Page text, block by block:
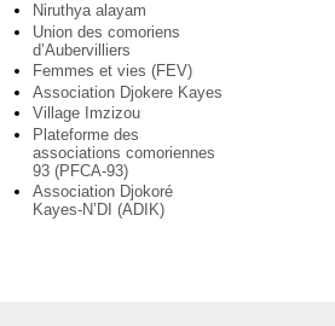
Niruthya alayam
Union des comoriens
d’Aubervilliers
Femmes et vies (FEV)
Association Djokere Kayes
Village Imzizou
Plateforme des
associations comoriennes
93 (PFCA-93)
Association Djokoré
Kayes-N’DI (ADIK)